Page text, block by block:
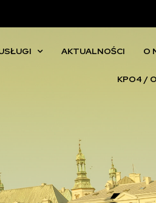
AKTUALNOŚCI O
KPO4 /